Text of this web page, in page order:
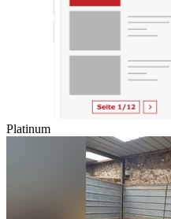
Platinum